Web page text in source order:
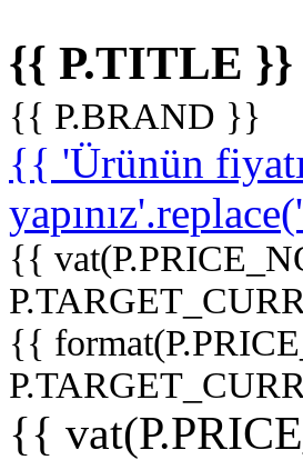
{{ P.TITLE }}
{{ P.BRAND }}
{{ 'Ürünün
{{
{{
{{